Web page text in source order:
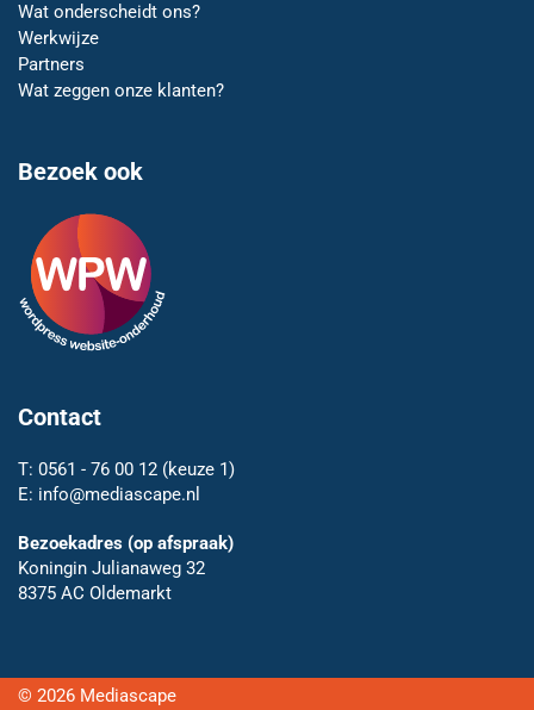
Wat onderscheidt ons?
Werkwijze
Partners
Wat zeggen onze klanten?
Bezoek ook
Contact
T: 0561 - 76 00 12 (keuze 1)
E: info@mediascape.nl
Bezoekadres (op afspraak)
Koningin Julianaweg 32
8375 AC Oldemarkt
© 2026 Mediascape